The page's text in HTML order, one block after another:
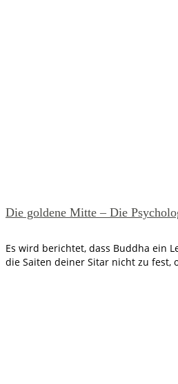
Die goldene Mitte – Die
Es wird berichtet, dass Buddha ein
die Saiten deiner Sitar nicht zu fest,